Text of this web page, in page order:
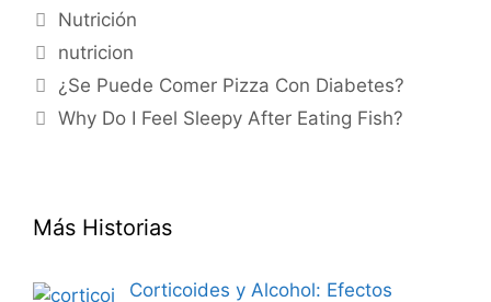
Categories
Nutrición
Tags
nutricion
¿Se Puede Comer Pizza Con Diabetes?
Why Do I Feel Sleepy After Eating Fish?
Más Historias
Corticoides y Alcohol: Efectos